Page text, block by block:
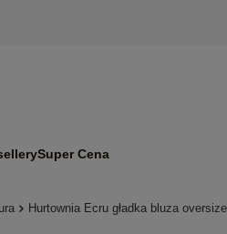
Super Cena
Hurtownia Ecru gładka bluza